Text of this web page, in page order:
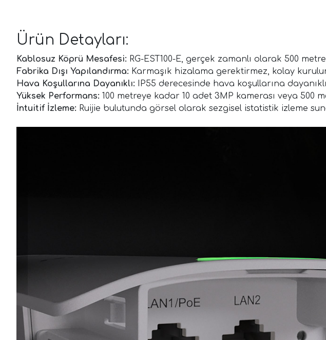
Ürün Detayları:
Kablosuz Köprü Mesafesi: RG-EST100-E, gerçek zamanlı olarak 500
Fabrika Dışı Yapılandırma: Karmaşık hizalama gerektirmez, kolay
Hava Koşullarına Dayanıklı: IP55 derecesinde hava koşullarına
Yüksek Performans: 100 metreye kadar 10 adet 3MP kamerası veya 500
İntuitif İzleme: Ruijie bulutunda görsel olarak sezgisel istatistik izleme